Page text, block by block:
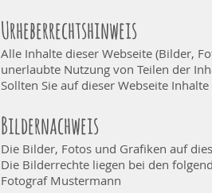
Urheberrechtshinweis
Alle Inhalte dieser Webseite (Bilder,
unerlaubte Nutzung von Teilen der
Sollten Sie auf dieser Webseite
Bildernachweis
Die Bilder, Fotos und Grafiken auf
Die Bilderrechte liegen bei den
Fotograf Mustermann